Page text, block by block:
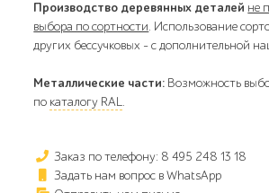
Производство деревянных деталей не
выбора по сортности. Использование
других бессучковых - с дополнительной
Металлические части: Возможность
по каталогу RAL.
Заказ по телефону: 8 495 248 13 18
Задать нам вопрос в WhatsApp